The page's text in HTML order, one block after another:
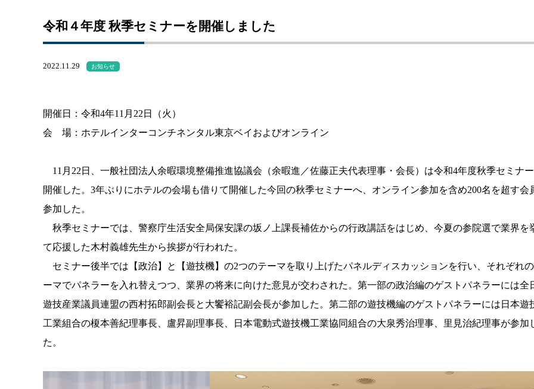
令和４年度 秋季セミナーを開催しました
2022.11.29 お知らせ
開催日：令和4年11月22日（火）
会 場：ホテルインターコンチネンタル東京ベイおよびオンライン
11月22日、一般社団法人余暇環境整備推進協議会（余暇進／佐藤正夫代表理事・会長）は令和4年度秋季セミナ
開催した。3年ぶりにホテルの会場も借りて開催した今回の秋季セミナーへ、オンライン参加を含め200名を超す会
参加した。
秋季セミナーでは、警察庁生活安全局保安課の坂ノ上課長補佐からの行政講話をはじめ、今夏の参院選で業界を
て応援した木村義雄先生から挨拶が行われた。
セミナー後半では【政治】と【遊技機】の2つのテーマを取り上げたパネルディスカッションを行い、それぞれ
ーマでパネラーを入れ替えつつ、業界の将来に向けた意見が交わされた。第一部の政治編のゲストパネラーには全
遊技産業議員連盟の西村拓郎副会長と大饗裕記副会長が参加した。第二部の遊技機編のゲストパネラーには日本遊
工業組合の榎本善紀理事長、盧昇副理事長、日本電動式遊技機工業協同組合の大泉秀治理事、里見治紀理事が参加
た。